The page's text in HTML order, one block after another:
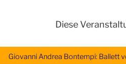
Diese
Giovanni Andrea Bontempi: Ballett